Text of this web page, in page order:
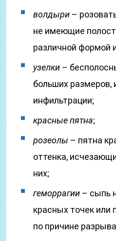
волдыри –
не имеющие
различной формой
узелки –
больших
инфильтрации;
красные пятна;
розеолы – пятна
оттенка,
них;
геморрагии – сыпь
красных точек или
по причине